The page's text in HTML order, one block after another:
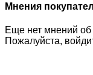
Мнения
Еще нет мнений об
Пожалуйста,